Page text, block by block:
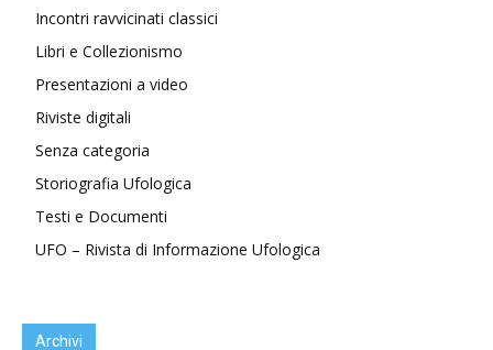
Incontri ravvicinati classici
Libri e Collezionismo
Presentazioni a video
Riviste digitali
Senza categoria
Storiografia Ufologica
Testi e Documenti
UFO – Rivista di Informazione Ufologica
Archivi